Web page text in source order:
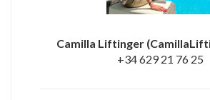
Camilla Liftinger
+34 629 21 76 25